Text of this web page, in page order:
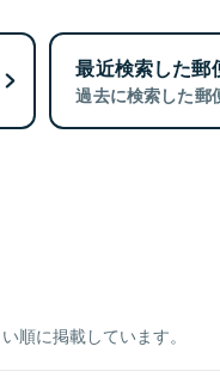
最近検索した郵
過去に検索した郵
順に掲載しています。